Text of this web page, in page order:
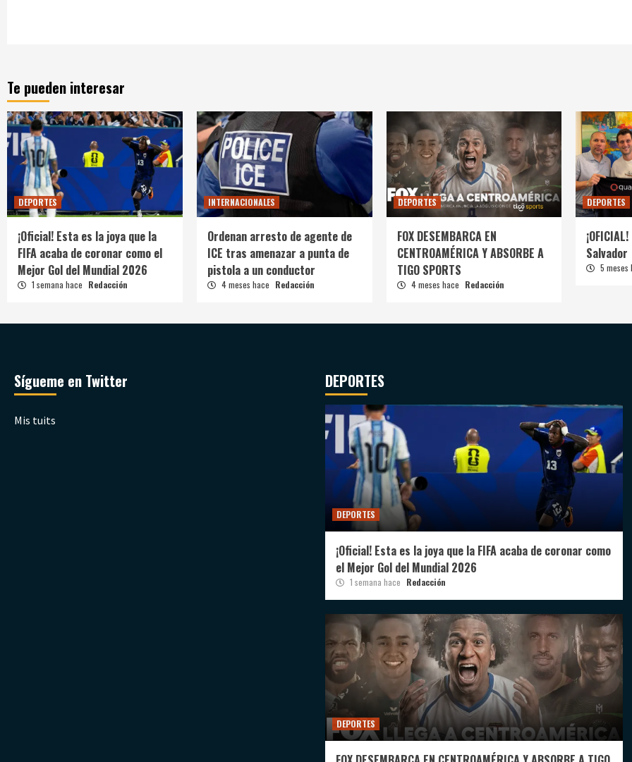
Te pueden interesar
DEPORTES
¡Oficial! Esta es la joya que la
FIFA acaba de coronar como el
Mejor Gol del Mundial 2026
1 semana hace Redacción
INTERNACIONALES
Ordenan arresto de agente de
ICE tras amenazar a punta de
pistola a un conductor
4 meses hace Redacción
DEPORTES
FOX DESEMBARCA EN
CENTROAMÉRICA Y ABSORBE A
TIGO SPORTS
4 meses hace Redacción
DEPORTES
Salvador
5
Sígueme en Twitter
Mis tuits
DEPORTES
DEPORTES
¡Oficial! Esta es la joya que la FIFA acaba de coronar como
el Mejor Gol del Mundial 2026
1 semana hace Redacción
DEPORTES